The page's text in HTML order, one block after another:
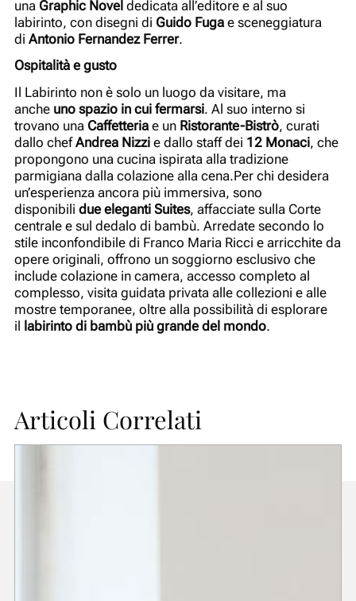
una Graphic Novel dedicata all’editore e al suo
labirinto, con disegni di Guido Fugae sceneggiatura
di Antonio Fernandez Ferrer.
Ospitalità e gusto
Il Labirinto non è solo un luogo da visitare, ma
anche uno spazio in cui fermarsi. Al suo interno si
trovano una Caffetteriae un Ristorante-Bistrò, curati
dallo chefAndrea Nizzie dallo staff dei 12 Monaci, che
propongono una cucina ispirata alla tradizione
parmigiana dalla colazione alla cena.Per chi desidera
un’esperienza ancora più immersiva, sono
disponibili due eleganti Suites, affacciate sulla Corte
centrale e sul dedalo di bambù. Arredate secondo lo
stile inconfondibile di Franco Maria Ricci e arricchite da
opere originali, offrono un soggiorno esclusivo che
include colazione in camera, accesso completo al
complesso, visita guidata privata alle collezioni e alle
mostre temporanee, oltre alla possibilità di esplorare
il labirinto di bambù più grande del mondo.
Articoli Correlati